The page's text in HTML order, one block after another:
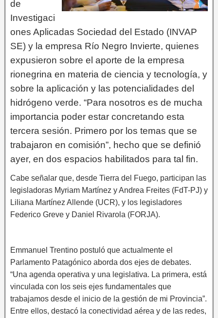
de
Investigaci
ones Aplicadas Sociedad del Estado (INVAP
SE) y la empresa Río Negro Invierte, quienes
expusieron sobre el aporte de la empresa
rionegrina en materia de ciencia y tecnología, y
sobre la aplicación y las potencialidades del
hidrógeno verde. “Para nosotros es de mucha
importancia poder estar concretando esta
tercera sesión. Primero por los temas que se
trabajaron en comisión”, hecho que se definió
ayer, en dos espacios habilitados para tal fin.
Cabe señalar que, desde Tierra del Fuego, participan las
legisladoras Myriam Martínez y Andrea Freites (FdT-PJ) y
Liliana Martínez Allende (UCR), y los legisladores
Federico Greve y Daniel Rivarola (FORJA).
Emmanuel Trentino postuló que actualmente el
Parlamento Patagónico aborda dos ejes de debates.
“Una agenda operativa y una legislativa. La primera, está
vinculada con los seis ejes fundamentales que
trabajamos desde el inicio de la gestión de mi Provincia”.
Entre ellos, destacó la conectividad aérea y de las redes,